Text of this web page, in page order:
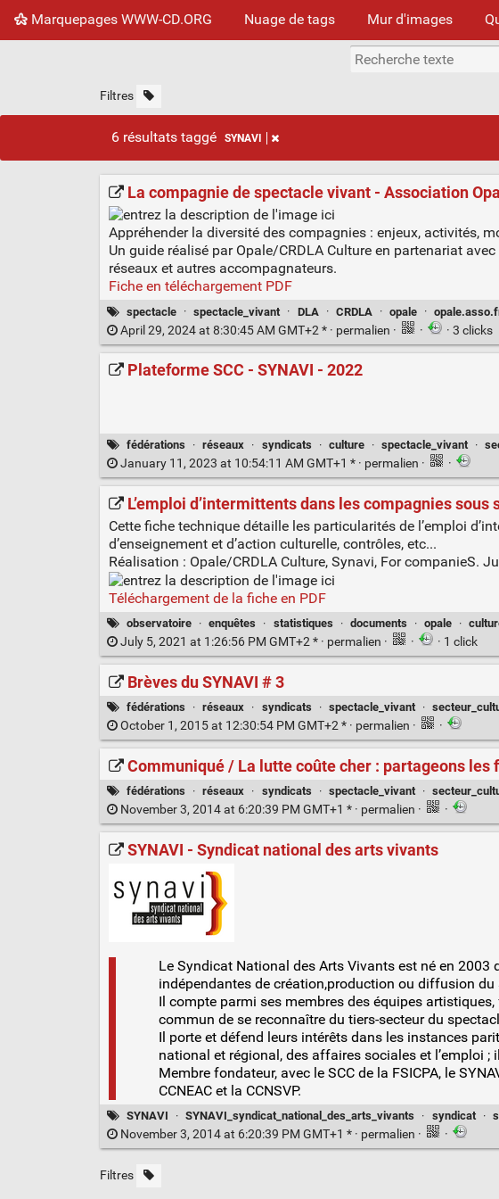
Marquepages WWW-CD.ORG Nuage de tags Mur d'images
Filtres
6 résultats taggé SYNAVI
La compagnie de spectacle vivant - Association
Appréhender la diversité des compagnies : enjeux, activités,
Un guide réalisé par Opale/CRDLA Culture en partenariat
réseaux et autres accompagnateurs.
Fiche en téléchargement PDF
spectacle · spectacle_vivant · DLA · CRDLA · opale ·
April 29, 2024 at 8:30:45 AM GMT+2 * · permalien · · · 3 clicks
Plateforme SCC - SYNAVI - 2022
fédérations · réseaux · syndicats · culture · spectacle_vivant ·
January 11, 2023 at 10:54:11 AM GMT+1 * · permalien · ·
L’emploi d’intermittents dans les compagnies
Cette fiche technique détaille les particularités de l’emploi
d’enseignement et d’action culturelle, contrôles, etc...
Réalisation : Opale/CRDLA Culture, Synavi, For companieS.
Téléchargement de la fiche en PDF
observatoire · enquêtes · statistiques · documents · opale ·
July 5, 2021 at 1:26:56 PM GMT+2 * · permalien · · · 1 click
Brèves du SYNAVI # 3
fédérations · réseaux · syndicats · spectacle_vivant ·
October 1, 2015 at 12:30:54 PM GMT+2 * · permalien · ·
Communiqué / La lutte coûte cher : partageons les
fédérations · réseaux · syndicats · spectacle_vivant ·
November 3, 2014 at 6:20:39 PM GMT+1 * · permalien · ·
SYNAVI - Syndicat national des arts vivants
Le Syndicat National des Arts Vivants est né en
indépendantes de création,production ou diffusion
Il compte parmi ses membres des équipes
commun de se reconnaître du tiers-secteur du
Il porte et défend leurs intérêts dans les instances
national et régional, des affaires sociales et l’emploi ;
Membre fondateur, avec le SCC de la FSICPA, le
CCNEAC et la CCNSVP.
SYNAVI · SYNAVI_syndicat_national_des_arts_vivants · syndicat ·
November 3, 2014 at 6:20:39 PM GMT+1 * · permalien · ·
Filtres